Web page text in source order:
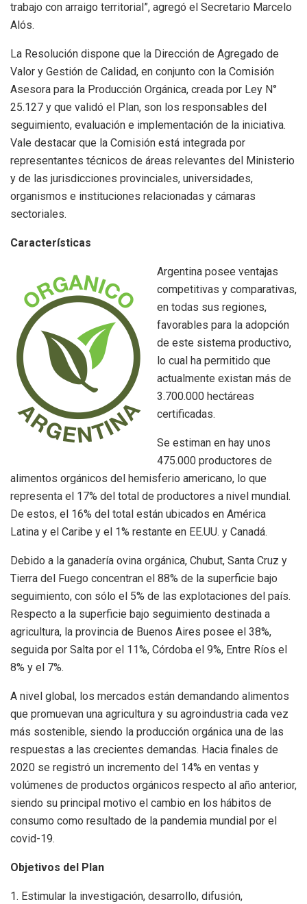
trabajo con arraigo territorial”, agregó el Secretario Marcelo
Alós.
La Resolución dispone que la Dirección de Agregado de
Valor y Gestión de Calidad, en conjunto con la Comisión
Asesora para la Producción Orgánica, creada por Ley N°
25.127 y que validó el Plan, son los responsables del
seguimiento, evaluación e implementación de la iniciativa.
Vale destacar que la Comisión está integrada por
representantes técnicos de áreas relevantes del Ministerio
y de las jurisdicciones provinciales, universidades,
organismos e instituciones relacionadas y cámaras
sectoriales.
Características
Argentina posee ventajas
competitivas y comparativas,
en todas sus regiones,
favorables para la adopción
de este sistema productivo,
lo cual ha permitido que
actualmente existan más de
3.700.000 hectáreas
certificadas.
Se estiman en hay unos
475.000 productores de
alimentos orgánicos del hemisferio americano, lo que
representa el 17% del total de productores a nivel mundial.
De estos, el 16% del total están ubicados en América
Latina y el Caribe y el 1% restante en EE.UU. y Canadá.
Debido a la ganadería ovina orgánica, Chubut, Santa Cruz y
Tierra del Fuego concentran el 88% de la superficie bajo
seguimiento, con sólo el 5% de las explotaciones del país.
Respecto a la superficie bajo seguimiento destinada a
agricultura, la provincia de Buenos Aires posee el 38%,
seguida por Salta por el 11%, Córdoba el 9%, Entre Ríos el
8% y el 7%.
A nivel global, los mercados están demandando alimentos
que promuevan una agricultura y su agroindustria cada vez
más sostenible, siendo la producción orgánica una de las
respuestas a las crecientes demandas. Hacia finales de
2020 se registró un incremento del 14% en ventas y
volúmenes de productos orgánicos respecto al año anterior,
siendo su principal motivo el cambio en los hábitos de
consumo como resultado de la pandemia mundial por el
covid-19.
Objetivos del Plan
1. Estimular la investigación, desarrollo, difusión,